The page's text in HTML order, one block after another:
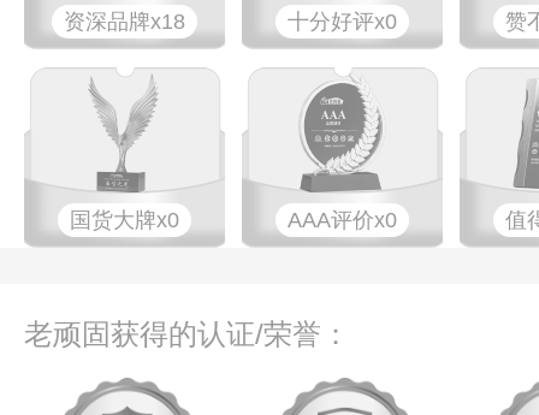
资深品牌x18 十分好评x0 赞
国货大牌x0 AAA评价x0 值
老顽固获得的认证/荣誉：